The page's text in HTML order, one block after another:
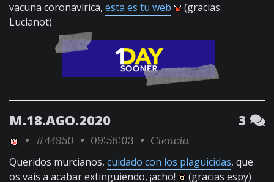
vacuna coronavírica, esta es tu web
(gracias
Lucianot)
M.18.AGO.2020 3
• #44950 • 09:56:03 • Ciencia
Queridos murcianos, cuidado con los plaguicidas, que
os vais a acabar extinguiendo, ¡acho!
(gracias espy)